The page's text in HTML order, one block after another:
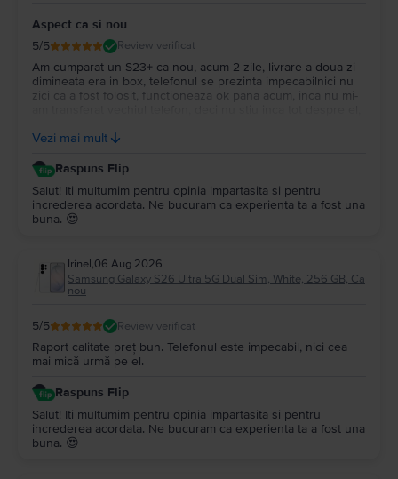
Aspect ca si nou
5/5 Review verificat
Am cumparat un S23+ ca nou, acum 2 zile, livrare a doua zi
dimineata era in box, telefonul se prezinta impecabilnici nu
zici ca a fost folosit, functioneaza ok pana acum, inca nu mi-
cand voi incepe sa-l folosesc.
Vezi mai mult
Raspuns Flip
Salut! Iti multumim pentru opinia impartasita si pentru
increderea acordata. Ne bucuram ca experienta ta a fost una
buna. 😍
Irinel,06 Aug 2026
Samsung Galaxy S26 Ultra 5G Dual Sim, White, 256 GB, Ca
nou
5/5 Review verificat
Raport calitate preț bun. Telefonul este impecabil, nici cea
mai mică urmă pe el.
Raspuns Flip
Salut! Iti multumim pentru opinia impartasita si pentru
increderea acordata. Ne bucuram ca experienta ta a fost una
buna. 😍